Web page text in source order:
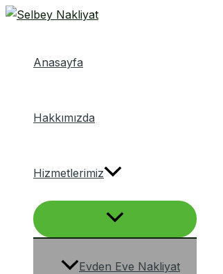
İçeriğe
Anasayfa
Hakkımızda
Hizmetlerimiz
Evden Eve Nakliyat